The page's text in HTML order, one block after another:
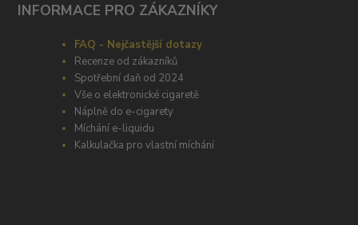
INFORMACE PRO ZÁKAZNÍKY
FAQ - Nejčastější dotazy
Recenze od zákazníků
Spotřební daň od 2024
Vše o elektronické cigaretě
Náplně do e-cigarety
Míchání e-liquidu
Kalkulačka pro vlastní míchání